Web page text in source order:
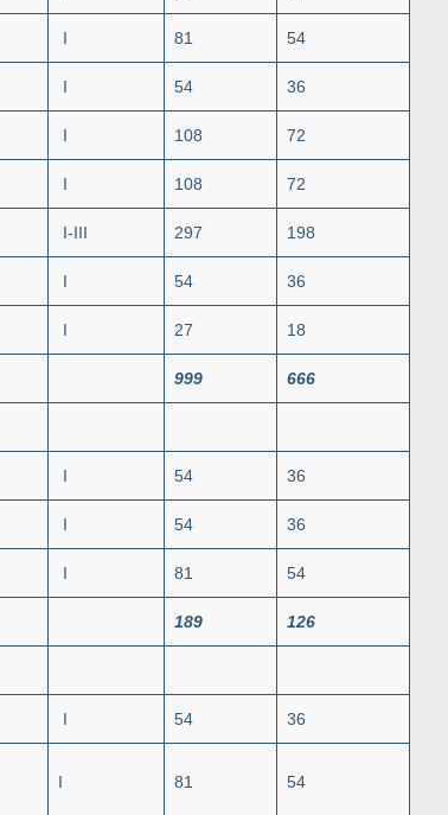
I 81 54
I 54 36
I 108 72
I 108 72
I-III 297 198
I 54 36
I 27 18
999 666
I 54 36
I 54 36
I 81 54
189 126
I 54 36
I 81 54